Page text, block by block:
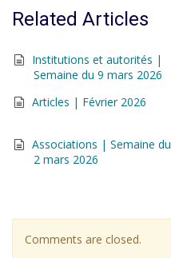
Related Articles
Institutions et autorités |
Semaine du 9 mars 2026
Articles | Février 2026
Associations | Semaine du
2 mars 2026
Comments are closed.